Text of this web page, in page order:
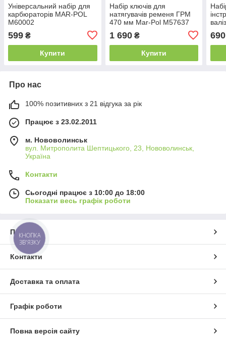
Універсальний набір для
карбюраторів MAR-POL
M60002
599 ₴
Купити
Набір ключів для
натягувачів ременя ГРМ
470 мм Mar-Pol M57637
1 690₴
Купити
690
Про нас
100% позитивних з 21 відгука за рік
Працює з 23.02.2011
м. Нововолинськ
вул. Митрополита Шептицького, 23, Нововолинськ,
Україна
Контакти
Сьогодні працює з 10:00 до 18:00
Показати весь графік роботи
Про нас
Контакти
Доставка та оплата
Графік роботи
Повна версія сайту
КНОПКА
ЗВ'ЯЗКУ